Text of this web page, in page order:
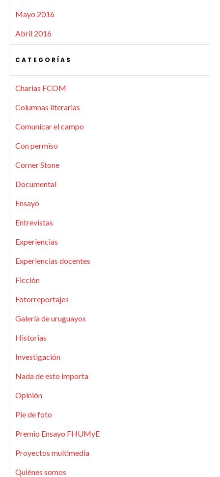
Mayo 2016
Abril 2016
CATEGORÍAS
Charlas FCOM
Columnas literarias
Comunicar el campo
Con permiso
Corner Stone
Documental
Ensayo
Entrevistas
Experiencias
Experiencias docentes
Ficción
Fotorreportajes
Galería de uruguayos
Historias
Investigación
Nada de esto importa
Opinión
Pie de foto
Premio Ensayo FHUMyE
Proyectos multimedia
Quiénes somos